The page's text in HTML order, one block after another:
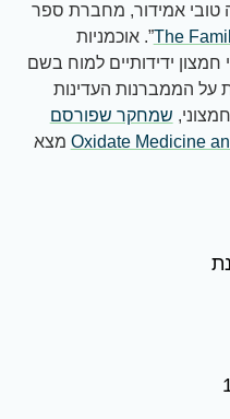
טובי אמידור, מחברת ספר
The”. אוכמניות
חמצון ידידותיים למוח בשם
על הממברנות העדינות
שמחקר שפורסם
מצא